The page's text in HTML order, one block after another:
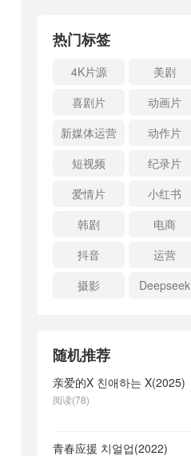
热门标签
4K片源 美剧
喜剧片
动画片
新媒体运营
动作片
短视频
纪录片
爱情片
小红书
韩剧
电商
抖音
运营
摄影
Deepseek
随机推荐
亲爱的X 친애하는 X(2025)
阅读(78)
青春应援 치얼업(2022)